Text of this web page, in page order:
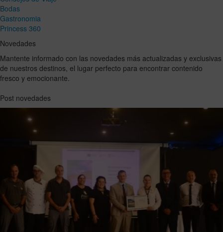
Bodas
Gastronomia
Princess 360
Novedades
Mantente informado con las novedades más actualizadas y exclusivas
de nuestros destinos, el lugar perfecto para encontrar contenido
fresco y emocionante.
Post novedades